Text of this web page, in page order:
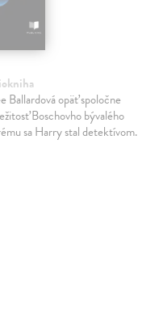
Ballardová opäť spoločne
Boschovho bývalého
sa Harry stal detektívom.